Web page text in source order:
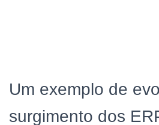
Um exemplo de
surgimento dos